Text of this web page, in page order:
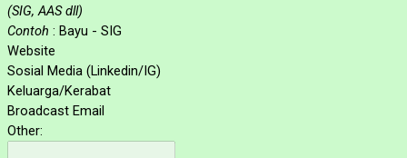
(SIG, AAS dll)
Contoh : Bayu - SIG
Website
Sosial Media (Linkedin/IG)
Keluarga/Kerabat
Broadcast Email
Other: